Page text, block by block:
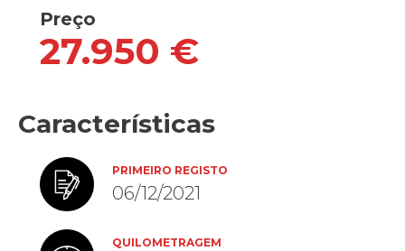
Preço
27.950 €
Características
PRIMEIRO REGISTO
06/12/2021
QUILOMETRAGEM